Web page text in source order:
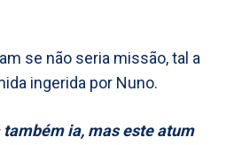
se não seria missão, tal a
ingerida por Nuno.
ia, mas este atum